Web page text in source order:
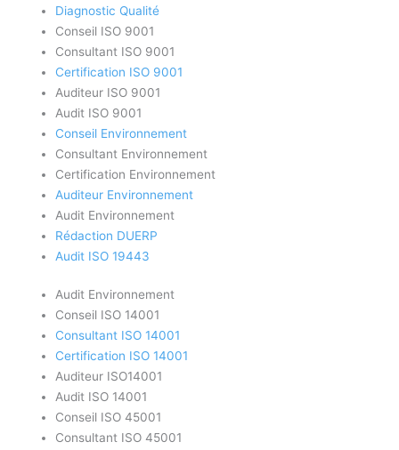
Diagnostic Qualité
Conseil ISO 9001
Consultant ISO 9001
Certification ISO 9001
Auditeur ISO 9001
Audit ISO 9001
Conseil Environnement
Consultant Environnement
Certification Environnement
Auditeur Environnement
Audit Environnement
Rédaction DUERP
Audit ISO 19443
Audit Environnement
Conseil ISO 14001
Consultant ISO 14001
Certification ISO 14001
Auditeur ISO14001
Audit ISO 14001
Conseil ISO 45001
Consultant ISO 45001